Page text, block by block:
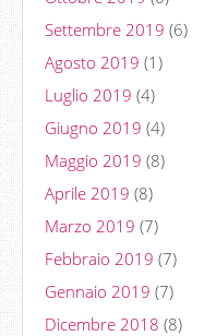
Settembre 2019 (6)
Agosto 2019 (1)
Luglio 2019 (4)
Giugno 2019 (4)
Maggio 2019 (8)
Aprile 2019 (8)
Marzo 2019 (7)
Febbraio 2019 (7)
Gennaio 2019 (7)
Dicembre 2018 (8)